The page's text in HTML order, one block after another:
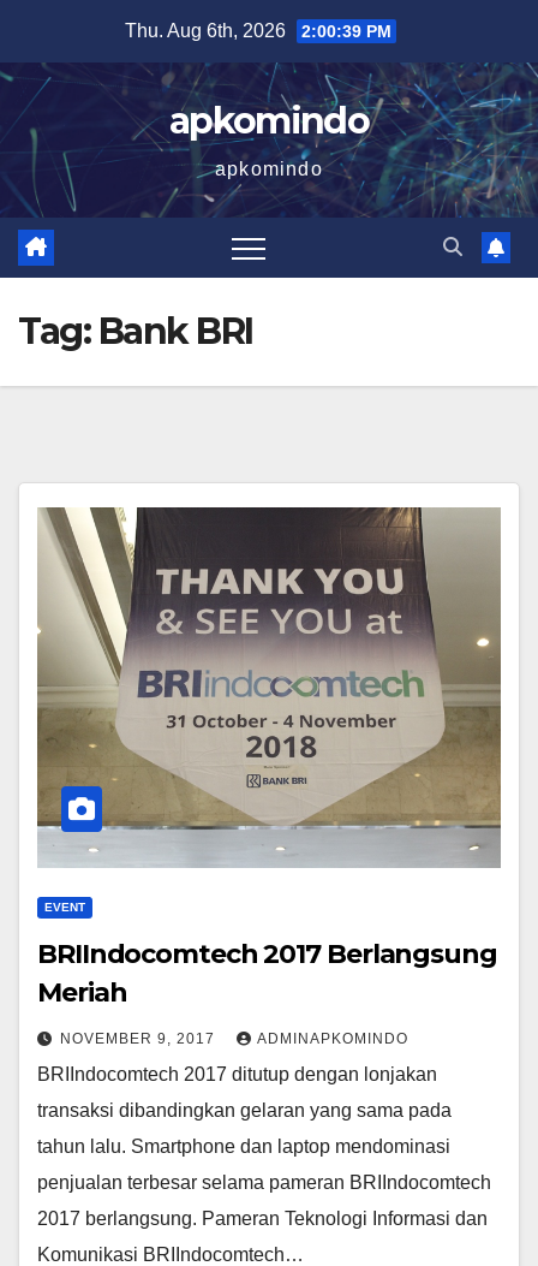
content
Thu. Aug 6th, 2026 2:00:40 PM
apkomindo
apkomindo
Tag: Bank BRI
EVENT
BRIIndocomtech 2017 Berlangsung
Meriah
NOVEMBER 9, 2017 ADMINAPKOMINDO
BRIIndocomtech 2017 ditutup dengan lonjakan
transaksi dibandingkan gelaran yang sama pada
tahun lalu. Smartphone dan laptop mendominasi
penjualan terbesar selama pameran BRIIndocomtech
2017 berlangsung. Pameran Teknologi Informasi dan
Komunikasi BRIIndocomtech…